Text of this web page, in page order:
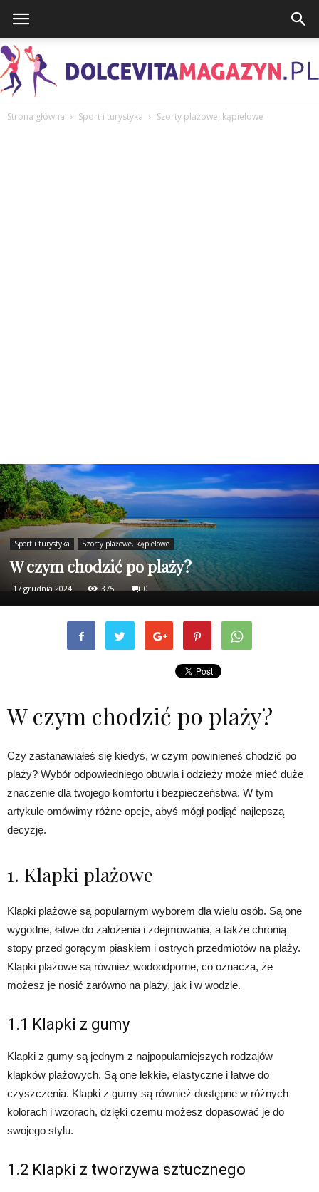
Strona główna Sport i turystyka Szorty plażowe, kąpielowe
Sport i turystyka Szorty plażowe, kąpielowe
W czym chodzić po plaży?
17 grudnia 2024 375 0
W czym chodzić po plaży?
Czy zastanawiałeś się kiedyś, w czym powinieneś chodzić po
plaży? Wybór odpowiedniego obuwia i odzieży może mieć duże
znaczenie dla twojego komfortu i bezpieczeństwa. W tym
artykule omówimy różne opcje, abyś mógł podjąć najlepszą
decyzję.
1. Klapki plażowe
Klapki plażowe są popularnym wyborem dla wielu osób. Są one
wygodne, łatwe do założenia i zdejmowania, a także chronią
stopy przed gorącym piaskiem i ostrych przedmiotów na plaży.
Klapki plażowe są również wodoodporne, co oznacza, że ​​
możesz je nosić zarówno na plaży, jak i w wodzie.
1.1 Klapki z gumy
Klapki z gumy są jednym z najpopularniejszych rodzajów
klapków plażowych. Są one lekkie, elastyczne i łatwe do
czyszczenia. Klapki z gumy są również dostępne w różnych
kolorach i wzorach, dzięki czemu możesz dopasować je do
swojego stylu.
1.2 Klapki z tworzywa sztucznego